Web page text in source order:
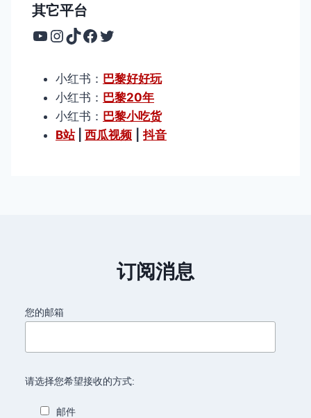
其它平台
YouTube
Instagram
TikTok
Facebook
Twitter
小红书： 巴黎好好玩
小红书： 巴黎20年
小红书： 巴黎小吃货
B站| 西瓜视频 抖音
订阅消息
您的邮箱
请选择您希望接收的方式:
邮件